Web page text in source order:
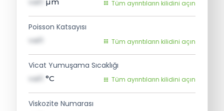
val1 µm Tüm ayrıntıların kilidini açın
Poisson Katsayısı
val1 Tüm ayrıntıların kilidini açın
Vicat Yumuşama Sıcaklığı
val1 °C Tüm ayrıntıların kilidini açın
Viskozite Numarası